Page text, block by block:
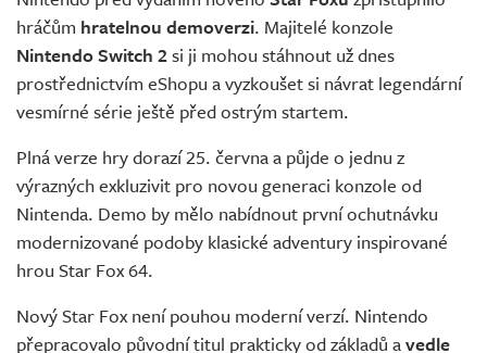
Živě
hráčům hratelnou demoverzi. Majitelé konzole
Nintendo Switch 2si ji mohou stáhnout už dnes
prostřednictvím eShopu a vyzkoušet si návrat legendární
vesmírné série ještě před ostrým startem.
Plná verze hry dorazí 25. června a půjde o jednu z
výrazných exkluzivit pro novou generaci konzole od
Nintenda. Demo by mělo nabídnout první ochutnávku
modernizované podoby klasické adventury inspirované
hrou Star Fox 64.
Nový Star Fox není pouhou moderní verzí. Nintendo
přepracovalo původní titul prakticky od základů avedle